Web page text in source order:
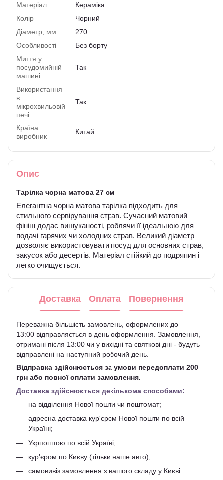
Матеріал
Кераміка
Колір
Чорний
Діаметр, мм
270
Особливості
Без борту
Миття у
посудомийній
машині
Так
Використання
в
мікрохвильовій
печі
Так
Країна
виробник
Китай
Опис
Тарілка чорна матова 27 см
Елегантна чорна матова тарілка підходить для
стильного сервірування страв. Сучасний матовий
фініш додає вишуканості, роблячи її ідеальною для
подачі гарячих чи холодних страв. Великий діаметр
дозволяє використовувати посуд для основних страв,
закусок або десертів. Матеріал стійкий до подряпин і
легко очищується.
Доставка Оплата Повернення
Переважна більшість замовлень, оформлених до
13:00 відправляється в день оформлення. Замовлення,
отримані після 13:00 чи у вихідні та святкові дні - будуть
відправлені на наступний робочий день.
Відправка здійснюється за умови передоплати 200
грн або повної оплати замовлення.
Доставка здійснюється декількома способами:
на відділення Нової пошти чи поштомат;
адресна доставка кур'єром Нової пошти по всій
Україні;
Укрпоштою по всій Україні;
кур'єром по Києву (тільки наше авто);
самовивіз замовлення з нашого складу у Києві.